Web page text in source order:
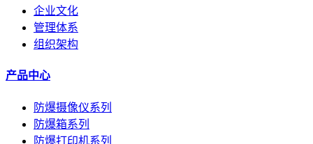
企业文化
管理体系
组织架构
产品中心
防爆摄像仪系列
防爆箱系列
防爆打印机系列